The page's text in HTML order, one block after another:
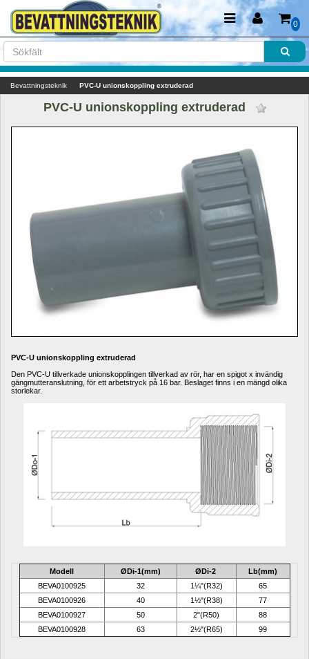
0
Bevattningsteknik PVC-U unionskoppling extruderad
PVC-U unionskoppling extruderad
PVC-U unionskoppling extruderad
Den PVC-U tillverkade unionskopplingen tillverkad av rör, har en spigot x invändig
gängmutteranslutning, för ett arbetstryck på 16 bar. Beslaget finns i en mängd olika
storlekar.
Modell ØDi-1(mm) ØDi-2
Lb(mm)
BEVA0100925
32 1¼"(R32)
65
BEVA0100926
40 1½"(R38)
77
BEVA0100927
50 2"(R50)
88
BEVA0100928
63 2½"(R65) 99